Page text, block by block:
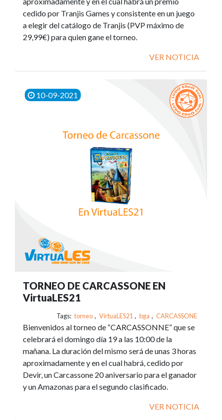
cedido por Tranjis Games y consistente en un juego
a elegir del catálogo de Tranjis (PVP máximo de
29,99€) para quien gane el torneo.
VER NOTICIA
10-09-2021
TORNEO DE CARCASSONE EN
VirtuaLES21
Tags: torneo , VirtuaLES21 , bga , CARCASSONE
Bienvenidos al torneo de “CARCASSONNE” que se
celebrará el domingo día 19 a las 10:00 de la
mañana. La duración del mismo será de unas 3 horas
aproximadamente y en el cual habrá, cedido por
Devir, un Carcassone 20 aniversario para el ganador
y un Amazonas para el segundo clasificado.
VER NOTICIA